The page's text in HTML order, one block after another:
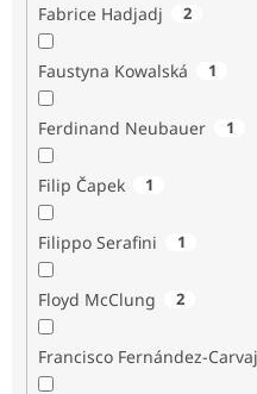
Fabrice Hadjadj 2
Faustyna Kowalská 1
Ferdinand Neubauer 1
Filip Čapek 1
Filippo Serafini 1
Floyd McClung 2
Francisco Fernández-